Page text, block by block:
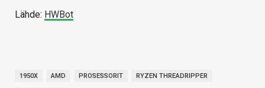
Lähde: HWBot
1950X AMD PROSESSORIT RYZEN THREADRIPPER